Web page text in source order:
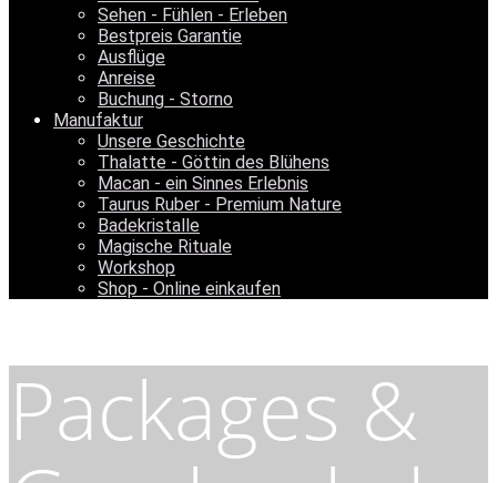
Sehen - Fühlen - Erleben
Bestpreis Garantie
Ausflüge
Anreise
Buchung - Storno
Manufaktur
Unsere Geschichte
Thalatte - Göttin des Blühens
Macan - ein Sinnes Erlebnis
Taurus Ruber - Premium Nature
Badekristalle
Magische Rituale
Workshop
Shop - Online einkaufen
Packages &